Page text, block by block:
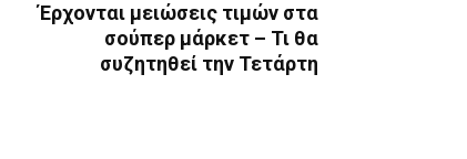
Έρχονται μειώσεις τιμών στα
σούπερ μάρκετ – Τι θα
συζητηθεί την Τετάρτη